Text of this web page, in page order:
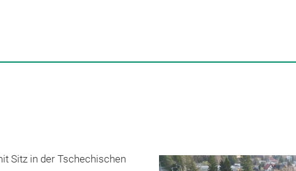
Sitz in der Tschechischen